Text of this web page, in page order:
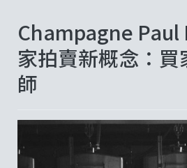
Champagne Paul
家拍賣新概念：買
師